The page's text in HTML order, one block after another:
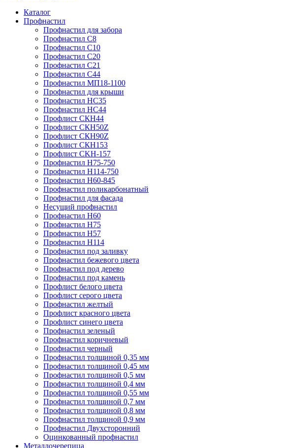
Каталог
Профнастил
Профнастил для забора
Профнастил С8
Профнастил С10
Профнастил С20
Профнастил С21
Профнастил С44
Профнастил МП18-1100
Профнастил для крыши
Профнастил HC35
Профнастил НС44
Профлист СКН44
Профлист СКН50Z
Профлист СКН90Z
Профлист СКН153
Профлист СKH-157
Профнастил Н75-750
Профнастил Н114-750
Профнастил Н60-845
Профнастил поликарбонатный
Профнастил для фасада
​Несущий профнастил
Профнастил H60
Профнастил Н75
Профнастил Н57
Профнастил Н114
Профнастил под заливку
Профнастил бежевого цвета
Профнастил под дерево
Профнастил под камень
Профлист белого цвета
Профлист серого цвета
Профнастил желтый
Профлист красного цвета
Профлист синего цвета
Профнастил зеленый
Профнастил коричневый
Профнастил черный
Профнастил толщиной 0,35 мм
Профнастил толщиной 0,45 мм
Профнастил толщиной 0,5 мм
Профнастил толщиной 0,4 мм
Профнастил толщиной 0,55 мм
Профнастил толщиной 0,7 мм
Профнастил толщиной 0,8 мм
Профнастил толщиной 0,9 мм
Профнастил Двухсторонний
Оцинкованный профнастил
Металлочерепица